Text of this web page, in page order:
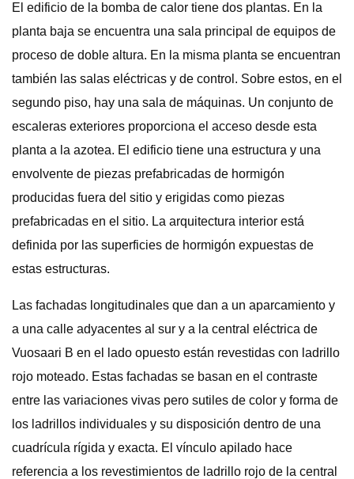
El edificio de la bomba de calor tiene dos plantas. En la
planta baja se encuentra una sala principal de equipos de
proceso de doble altura. En la misma planta se encuentran
también las salas eléctricas y de control. Sobre estos, en el
segundo piso, hay una sala de máquinas. Un conjunto de
escaleras exteriores proporciona el acceso desde esta
planta a la azotea. El edificio tiene una estructura y una
envolvente de piezas prefabricadas de hormigón
producidas fuera del sitio y erigidas como piezas
prefabricadas en el sitio. La arquitectura interior está
definida por las superficies de hormigón expuestas de
estas estructuras.
Las fachadas longitudinales que dan a un aparcamiento y
a una calle adyacentes al sur y a la central eléctrica de
Vuosaari B en el lado opuesto están revestidas con ladrillo
rojo moteado. Estas fachadas se basan en el contraste
entre las variaciones vivas pero sutiles de color y forma de
los ladrillos individuales y su disposición dentro de una
cuadrícula rígida y exacta. El vínculo apilado hace
referencia a los revestimientos de ladrillo rojo de la central